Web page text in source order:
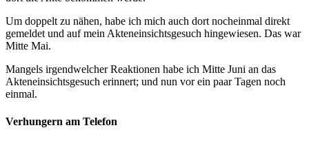
Um doppelt zu nähen, habe ich mich auch dort nocheinmal direkt
gemeldet und auf mein Akteneinsichtsgesuch hingewiesen. Das war
Mitte Mai.
Mangels irgendwelcher Reaktionen habe ich Mitte Juni an das
Akteneinsichtsgesuch erinnert; und nun vor ein paar Tagen noch
einmal.
Verhungern am Telefon